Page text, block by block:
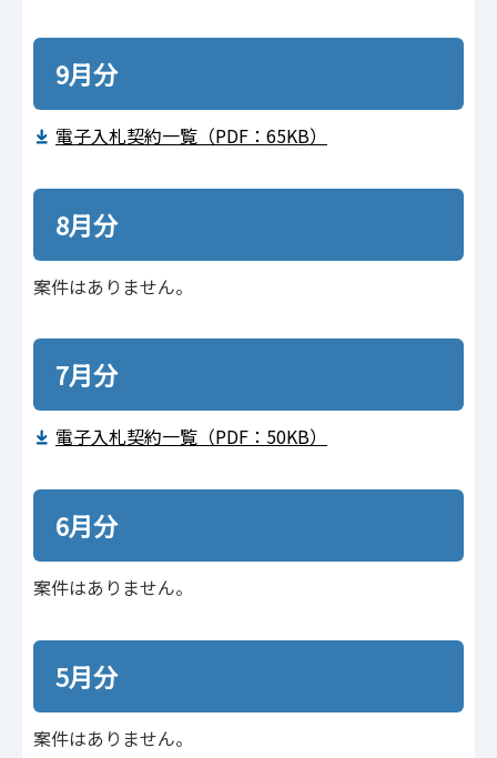
9月分
電子入札契約一覧（PDF：65KB）
8月分
案件はありません。
7月分
電子入札契約一覧（PDF：50KB）
6月分
案件はありません。
5月分
案件はありません。